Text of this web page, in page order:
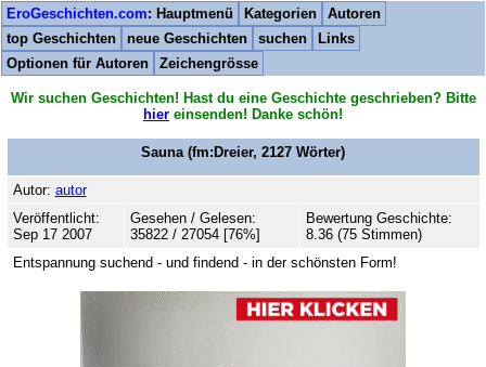
EroGeschichten.com: Hauptmenü Kategorien
Autoren
top Geschichten
neue Geschichten suchen
Links
Optionen für Autoren
Zeichengrösse
Wir suchen Geschichten! Hast du eine Geschichte geschrieben? Bitte
hier einsenden! Danke schön!
Sauna (fm:Dreier, 2127 Wörter)
Autor: autor
Veröffentlicht:
Sep 17 2007
Gesehen / Gelesen:
35822 / 27054 [76%]
Bewertung Geschichte:
8.36 (75 Stimmen)
Entspannung suchend - und findend - in der schönsten Form!